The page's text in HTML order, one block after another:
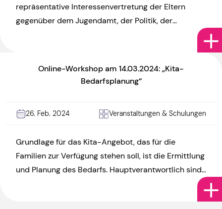
repräsentative Interessenvertretung der Eltern
gegenüber dem Jugendamt, der Politik, der
Öffentlichkeit und sonstigen Akteur:innen. Aber wie
Online-Workshop am 14.03.2024: „Kita-
Bedarfsplanung“
26. Feb. 2024 Veranstaltungen & Schulungen
Grundlage für das Kita-Angebot, das für die
Familien zur Verfügung stehen soll, ist die Ermittlung
und Planung des Bedarfs. Hauptverantwortlich sind